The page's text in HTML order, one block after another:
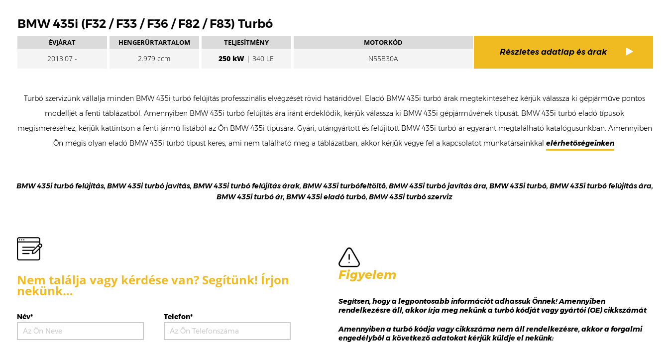
BMW 435i (F32 / F33 / F36 / F82 / F83) Turbó
ÉVJÁRAT
2013.07 -
HENGERŰRTARTALOM
2.979 ccm
TELJESÍTMÉNY
250 kW | 340 LE
MOTORKÓD
N55B30A
Részletes adatlap és árak
Turbó szervizünk vállalja minden BMW 435i turbó felújítás professzinális elvégzését rövid határidővel. Eladó BMW 435i turbó árak megtekintéséhez kérjük válassza ki gépjárműve pontos
modelljét a fenti táblázatból. Amennyiben BMW 435i turbó felújítás ára iránt érdeklődik, kérjük válassza ki BMW 435i gépjárművének típusát. BMW 435i turbó eladó típusok
megismeréséhez, kérjük kattintson a fenti jármű listából az Ön BMW 435i típusára. Gyári, utángyártott és felújított BMW 435i turbó ár egyaránt megtalálható katalógusunkban. Amennyiben
Ön mégis olyan eladó BMW 435i turbó típust keres, ami nem található meg a táblázatban, akkor kérjük vegye fel a kapcsolatot munkatársainkkal elérhetőségeinken.
BMW 435i turbó felújítás, BMW 435i turbó javítás, BMW 435i turbó felújítás árak, BMW 435i turbófeltöltő, BMW 435i turbó javítás ára, BMW 435i turbó, BMW 435i turbó felújítás ára,
BMW 435i turbó ár, BMW 435i eladó turbó, BMW 435i turbó szerviz
Nem találja vagy kérdése van? Segítünk! Írjon
nekünk…
Név* Telefon*
Figyelem
Segítsen, hogy a legpontosabb információt adhassuk Önnek! Amennyiben
rendelkezésre áll, akkor írja meg nekünk a turbó kódját vagy gyártói (OE) cikkszámát
Amennyiben a turbó kódja vagy cikkszáma nem áll rendelkezésre, akkor a forgalmi
engedélyből a következő adatokat kérjük küldje el nekünk: